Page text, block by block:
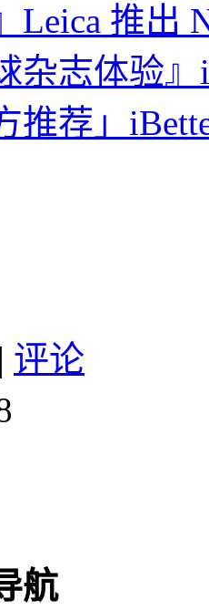
Leica 推出
杂志体验
推荐」
| 评论
航